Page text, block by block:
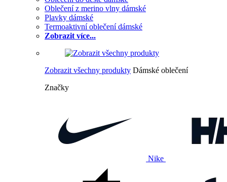
Oblečení z merino vlny dámské
Plavky dámské
Termoaktivní oblečení dámské
Zobrazit více...
Zobrazit všechny produkty Dámské oblečení
Značky
Nike